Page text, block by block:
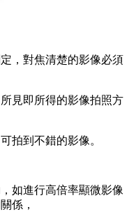
，對焦清楚的影像必須
見即所得的影像拍照方
拍到不錯的影像。
如進行高倍率顯微影像
係，